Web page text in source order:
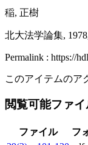
稲, 正樹
北大法学論集,
Permalink : https://
このアイテムのア
閲覧可能ファ
ファイル フ